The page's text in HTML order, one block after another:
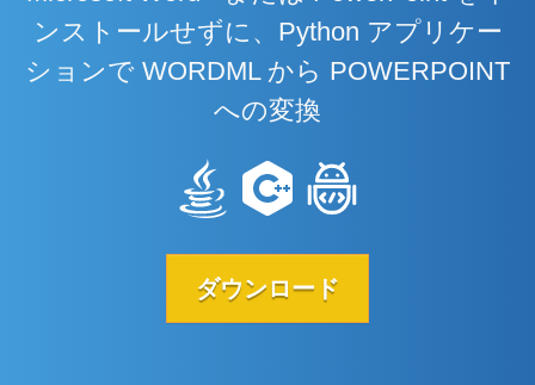
ンストールせずに、Python アプリケー
ションで WORDML から POWERPOINT
への変換
ダウンロード